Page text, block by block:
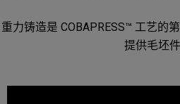
重力铸造是 COBAPRESS™ 工艺的
提供毛坯件